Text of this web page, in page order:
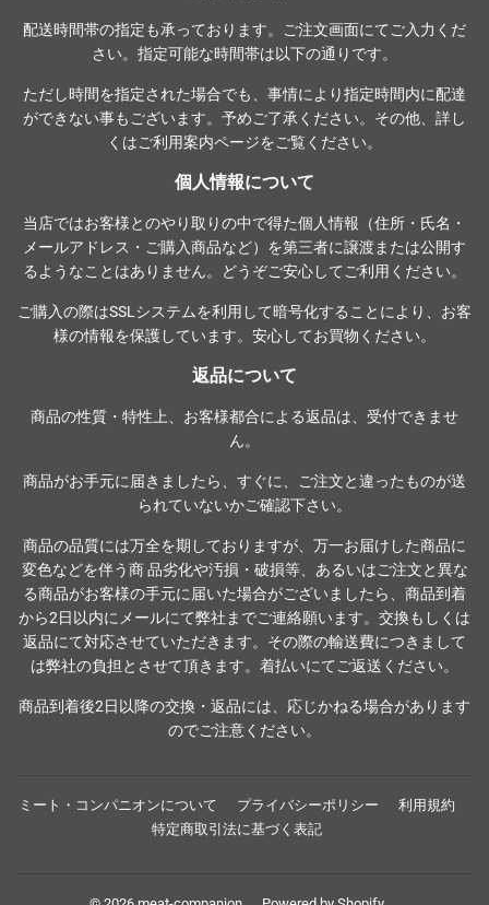
配送時間帯の指定も承っております。ご注文画面にてご入力くだ
さい。指定可能な時間帯は以下の通りです。
ただし時間を指定された場合でも、事情により指定時間内に配達
ができない事もございます。予めご了承ください。その他、詳し
くはご利用案内ページをご覧ください。
個人情報について
当店ではお客様とのやり取りの中で得た個人情報（住所・氏名・
メールアドレス・ご購入商品など）を第三者に譲渡または公開す
るようなことはありません。どうぞご安心してご利用ください。
ご購入の際はSSLシステムを利用して暗号化することにより、お客
様の情報を保護しています。安心してお買物ください。
返品について
商品の性質・特性上、お客様都合による返品は、受付できませ
ん。
商品がお手元に届きましたら、すぐに、ご注文と違ったものが送
られていないかご確認下さい。
商品の品質には万全を期しておりますが、万一お届けした商品に
変色などを伴う商 品劣化や汚損・破損等、あるいはご注文と異な
る商品がお客様の手元に届いた場合がございましたら、商品到着
から2日以内にメールにて弊社までご連絡願います。交換もしくは
返品にて対応させていただきます。その際の輸送費につきまして
は弊社の負担とさせて頂きます。着払いにてご返送ください。
商品到着後2日以降の交換・返品には、応じかねる場合があります
のでご注意ください。
ミート・コンパニオンについて プライバシーポリシー
利用規約
特定商取引法に基づく表記